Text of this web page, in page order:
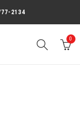
2134
0